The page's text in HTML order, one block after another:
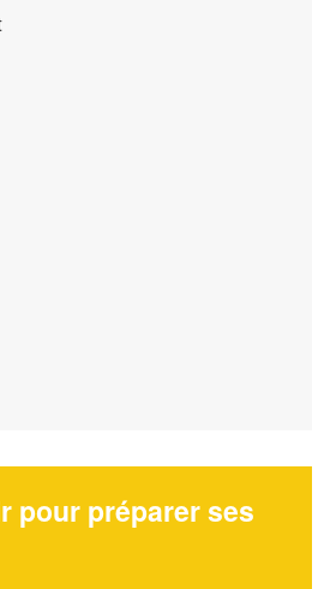
pour préparer ses